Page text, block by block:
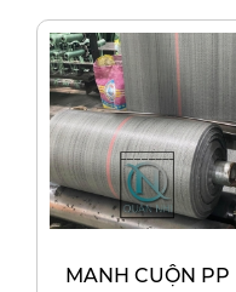
MANH CUỘN PP